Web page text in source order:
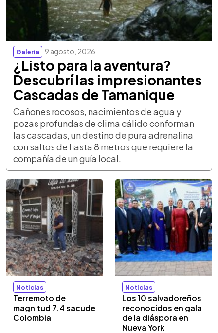
Galeria 9 agosto, 2026
¿Listo para la aventura?
Descubrí las impresionantes
Cascadas de Tamanique
Cañones rocosos, nacimientos de agua y
pozas profundas de clima cálido conforman
las cascadas, un destino de pura adrenalina
con saltos de hasta 8 metros que requiere la
compañía de un guía local.
Noticias
Terremoto de
magnitud 7.4 sacude
Colombia
Noticias
Los 10 salvadoreños
reconocidos en gala
de la diáspora en
Nueva York